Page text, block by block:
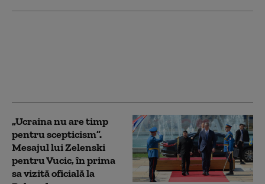
„Ucraina nu are timp
pentru scepticism”.
Mesajul lui Zelenski
pentru Vucic, în prima
sa vizită oficială la